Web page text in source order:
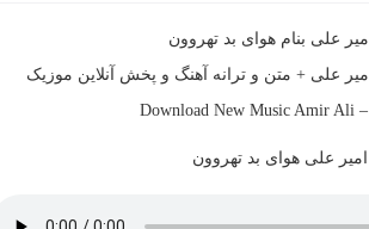
امیر علی بنام هوای بد تهروون
امیر علی + متن و ترانه آهنگ و پخش آنلاین موزیک
Download New Music Amir Ali–